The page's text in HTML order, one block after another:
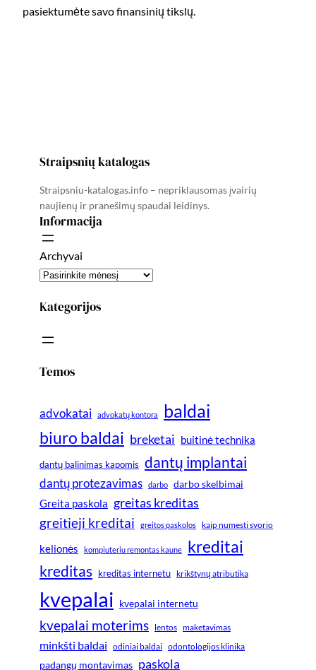
pasiektumėte savo finansinių tikslų.
Straipsnių katalogas
Straipsniu-katalogas.info – nepriklausomas įvairių
naujienų ir pranešimų spaudai leidinys.
Informacija
Archyvai
Kategorijos
Temos
advokatai advokatų kontora baldai
biuro baldai breketai buitinė technika
dantų balinimas kapomis dantų implantai
dantų protezavimas darbo darbo skelbimai
Greita paskola greitas kreditas
greitieji kreditai greitos paskolos kaip numesti svorio
kelionės kompiuteriu remontas kaune kreditai
kreditas kreditas internetu krikštynų atributika
kvepalai kvepalai internetu
kvepalai moterims lentos maketavimas
minkšti baldai odiniai baldai odontologijos klinika
padangų montavimas paskola